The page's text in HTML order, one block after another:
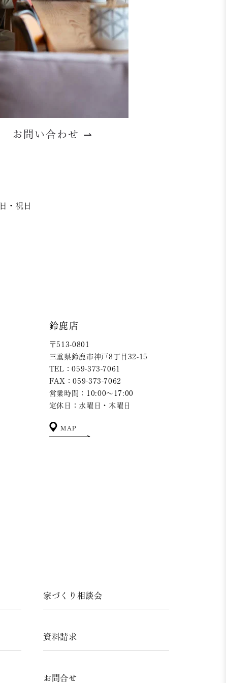
お問い合わせ ⇀
・祝日
鈴鹿店
〒513-0801
三重県鈴鹿市神戸8丁目32-15
TEL：059-373-7061
FAX：059-373-7062
営業時間：10:00～17:00
定休日：水曜日・木曜日
MAP
家づくり相談会
資料請求
お問合せ